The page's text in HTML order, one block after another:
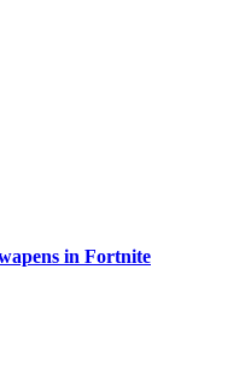
in Fortnite